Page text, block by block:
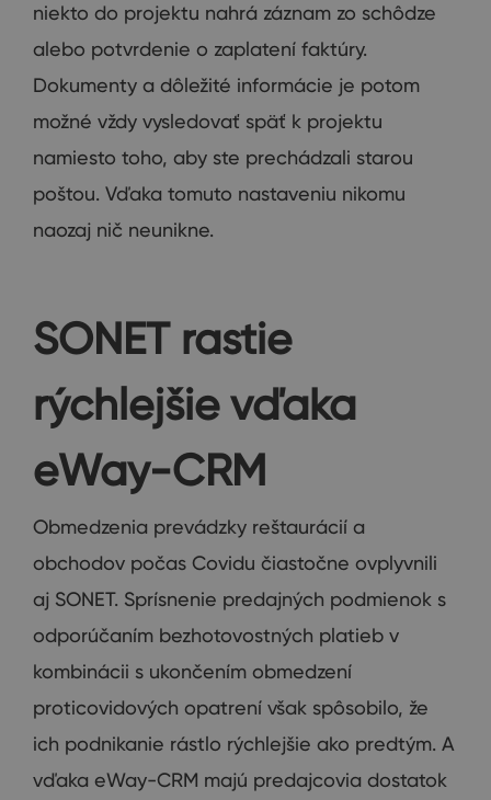
niekto do projektu nahrá záznam zo schôdze
alebo potvrdenie o zaplatení faktúry.
Dokumenty a dôležité informácie je potom
možné vždy vysledovať späť k projektu
namiesto toho, aby ste prechádzali starou
poštou. Vďaka tomuto nastaveniu nikomu
naozaj nič neunikne.
SONET rastie
rýchlejšie vďaka
eWay-CRM
Obmedzenia prevádzky reštaurácií a
obchodov počas Covidu čiastočne ovplyvnili
aj SONET. Sprísnenie predajných podmienok s
odporúčaním bezhotovostných platieb v
kombinácii s ukončením obmedzení
proticovidových opatrení však spôsobilo, že
ich podnikanie rástlo rýchlejšie ako predtým. A
vďaka eWay-CRM majú predajcovia dostatok